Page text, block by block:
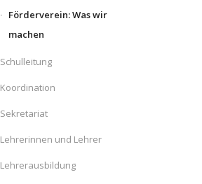
Förderverein: Was wir
machen
Schulleitung
Koordination
Sekretariat
Lehrerinnen und Lehrer
Lehrerausbildung